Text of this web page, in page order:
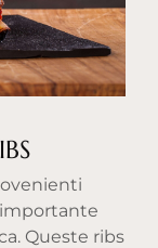
Queste ribs